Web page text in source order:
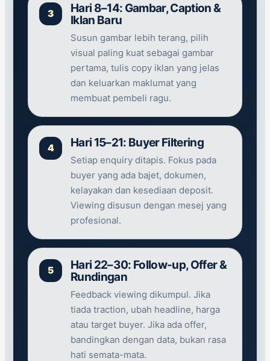
Hari 8–14: Gambar, Caption &
Iklan Baru
Susun gambar lebih terang, pilih
visual paling kuat sebagai gambar
pertama, tulis copy iklan yang jelas
dan keluarkan maklumat yang
membuat pembeli ragu.
Hari 15–21: Buyer Filtering
Setiap enquiry ditapis. Fokus pada
buyer yang ada bajet, dokumen,
kelayakan dan kesediaan deposit.
Viewing disusun dengan mesej yang
profesional.
Hari 22–30: Follow-up, Offer &
Rundingan
Feedback viewing dikumpul. Jika
tiada traction, ubah headline, harga
atau target buyer. Jika ada offer,
bandingkan dengan data, bukan rasa
hati semata-mata.